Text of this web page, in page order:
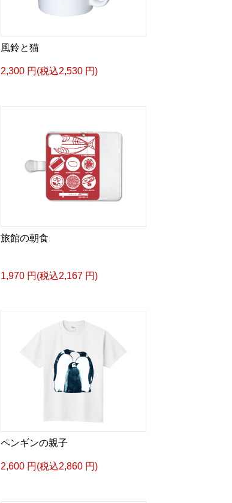
風鈴と猫
2,300 円(税込2,530 円)
旅館の朝食
1,970 円(税込2,167 円)
ペンギンの親子
2,600 円(税込2,860 円)